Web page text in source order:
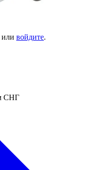
или войдите.
СНГ